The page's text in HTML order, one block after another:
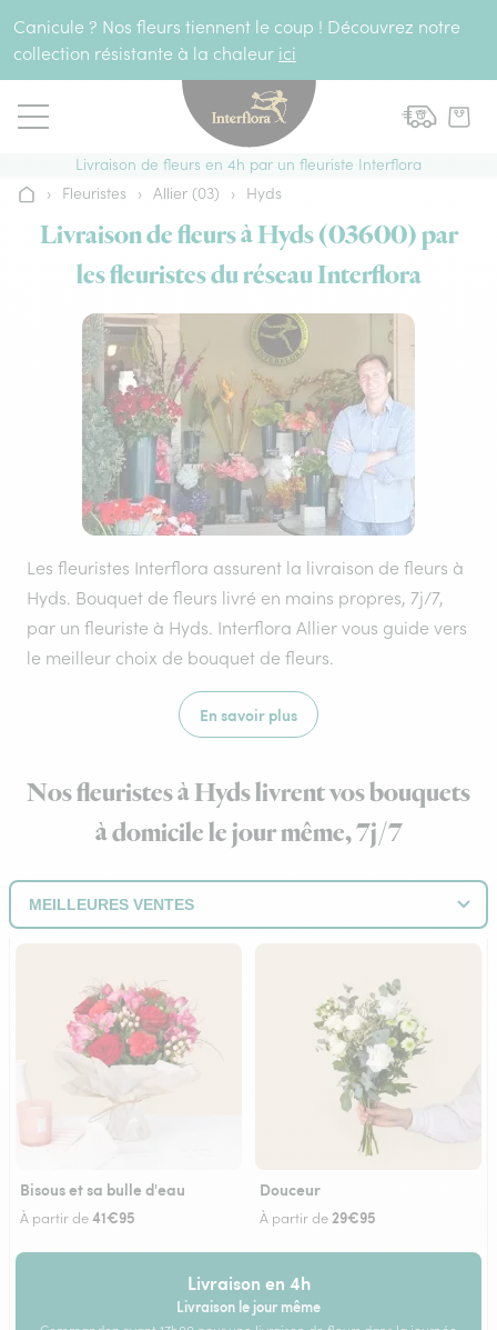
Canicule ? Nos fleurs tiennent le coup ! Découvrez notre
collection résistante à la chaleur ici
Livraison de fleurs en 4h par un fleuriste Interflora
Accueil
› Fleuristes › Allier (03) › Hyds
Livraison de fleurs à Hyds (03600) par
les fleuristes du réseau Interflora
Les fleuristes Interflora assurent la livraison de fleurs à
Hyds. Bouquet de fleurs livré en mains propres, 7j/7,
par un fleuriste à Hyds. Interflora Allier vous guide vers
le meilleur choix de bouquet de fleurs.
En savoir plus
Nos fleuristes à Hyds livrent vos bouquets
à domicile le jour même, 7j/7
Bisous et sa bulle d'eau
À partir de41€95
Douceur
À partir de29€95
Livraison en 4h
Livraison le jour même